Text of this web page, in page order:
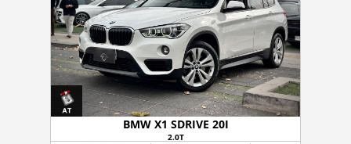
BMW X1 SDRIVE 20I
2.0T